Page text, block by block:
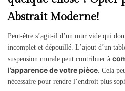
Abstrait Moderne!
Peut-être s’agit-il d’un mur vide qui
incomplet et dépouillé. L’ajout d’un
suspension murale peut contribuer à
l’apparence de votre pièce. Cela
nécessaire pour rendre l’endroit plus